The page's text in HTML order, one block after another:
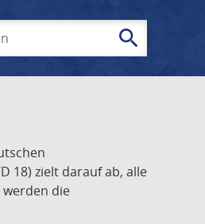
search
18) zielt darauf ab, alle
werden die